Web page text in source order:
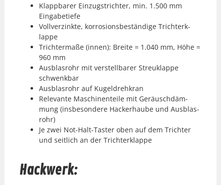
Klapp­bar­er Einzugstrichter, min. 1.500 mm
Einga­betiefe
Vol­lverzink­te, kor­ro­sions­beständi­ge Trichterk­
lappe
Trichter­maße (innen): Bre­ite = 1.040 mm, Höhe =
960 mm
Aus­blas­rohr mit ver­stell­bar­er Streuk­lappe
schwenkbar
Aus­blas­rohr auf Kugel­drehkran
Rel­e­vante Maschi­nen­teile mit Geräuschdäm­
mung (ins­beson­dere Hack­er­haube und Aus­blas­
rohr)
Je zwei Not-Halt-Taster oben auf dem Trichter
und seitlich an der Trichterk­lappe
Hackwerk: